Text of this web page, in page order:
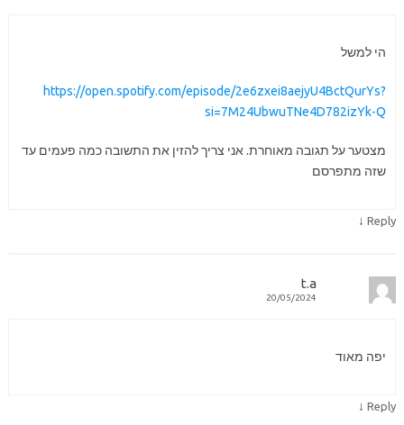
הי למשל
https://open.spotify.com/episode/2e6zxei8aejyU4BctQurYs?
si=7M24UbwuTNe4D782izYk-Q
מצטער על תגובה מאוחרת. אני צריך להזין את התשובה כמה פעמים עד
שזה מתפרסם
Reply
↓
t.a
20/05/2024
יפה מאוד
Reply
↓